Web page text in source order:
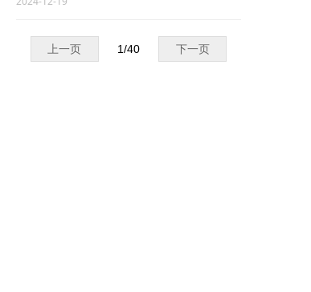
上一页 下一页
1/40